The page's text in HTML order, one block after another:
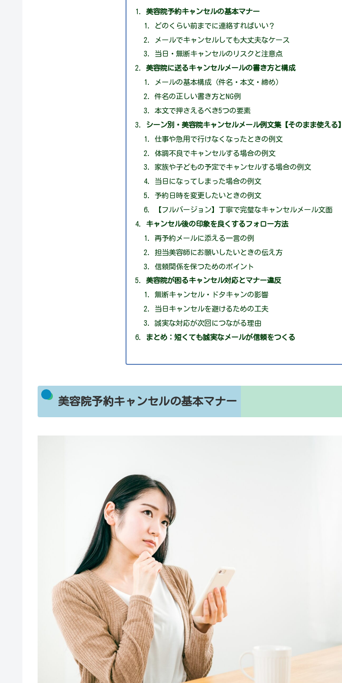
美容院予約キャンセルの基本マナー
どのくらい前までに連絡すればいい？
メールでキャンセルしても大丈夫なケース
当日・無断キャンセルのリスクと注意点
美容院に送るキャンセルメールの書き方と構成
メールの基本構成（件名・本文・締め）
件名の正しい書き方とNG例
本文で押さえるべき5つの要素
シーン別・美容院キャンセルメール例文集【そのまま使える】
仕事や急用で行けなくなったときの例文
体調不良でキャンセルする場合の例文
家族や子どもの予定でキャンセルする場合の例文
当日になってしまった場合の例文
予約日時を変更したいときの例文
【フルバージョン】丁寧で完璧なキャンセルメール文面
キャンセル後の印象を良くするフォロー方法
再予約メールに添える一言の例
担当美容師にお願いしたいときの伝え方
信頼関係を保つためのポイント
美容院が困るキャンセル対応とマナー違反
無断キャンセル・ドタキャンの影響
当日キャンセルを避けるための工夫
誠実な対応が次回につながる理由
まとめ：短くても誠実なメールが信頼をつくる
美容院予約キャンセルの基本マナー